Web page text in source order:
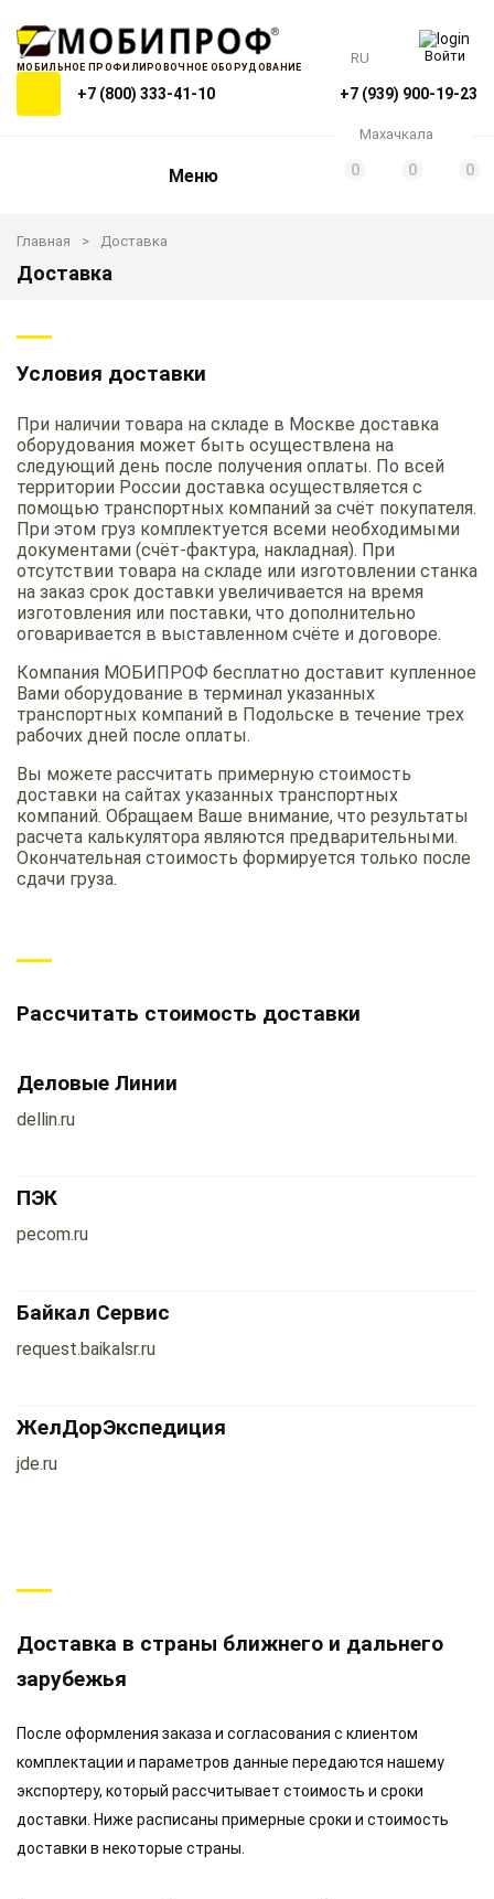
МОБИЛЬНОЕ ПРОФИЛИРОВОЧНОЕ ОБОРУДОВАНИЕ
+7 (800) 333-41-10 +7 (939) 900-19-23
RU Войти
Махачкала
Меню 0 0 0
Главная Доставка
Доставка
Условия доставки
При наличии товара на складе в Москве доставка
оборудования может быть осуществлена на
следующий день после получения оплаты. По всей
территории России доставка осуществляется с
помощью транспортных компаний за счёт покупателя.
При этом груз комплектуется всеми необходимыми
документами (счёт-фактура, накладная). При
отсутствии товара на складе или изготовлении станка
на заказ срок доставки увеличивается на время
изготовления или поставки, что дополнительно
оговаривается в выставленном счёте и договоре.
Компания МОБИПРОФ бесплатно доставит купленное
Вами оборудование в терминал указанных
транспортных компаний в Подольске в течение трех
рабочих дней после оплаты.
Вы можете рассчитать примерную стоимость
доставки на сайтах указанных транспортных
компаний. Обращаем Ваше внимание, что результаты
расчета калькулятора являются предварительными.
Окончательная стоимость формируется только после
сдачи груза.
Рассчитать стоимость доставки
Деловые Линии
dellin.ru
ПЭК
pecom.ru
Байкал Сервис
request.baikalsr.ru
ЖелДорЭкспедиция
jde.ru
Доставка в страны ближнего и дальнего
зарубежья
После оформления заказа и согласования с клиентом
комплектации и параметров данные передаются нашему
экспортеру, который рассчитывает стоимость и сроки
доставки. Ниже расписаны примерные сроки и стоимость
доставки в некоторые страны.